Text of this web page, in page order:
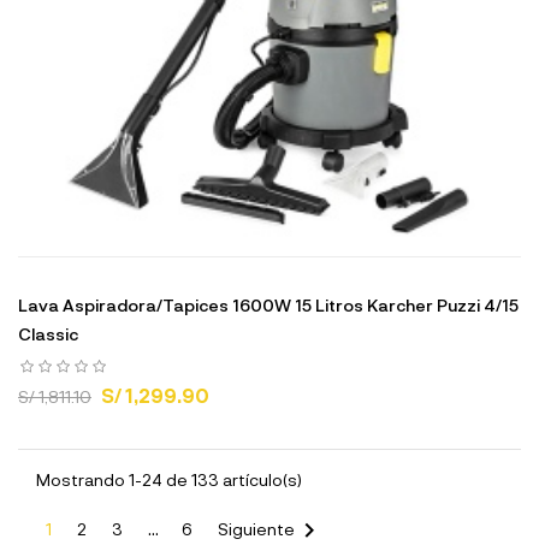
Lava Aspiradora/Tapices 1600W 15 Litros Karcher Puzzi 4/15
Classic
S/ 1,811.10 S/ 1,299.90
Mostrando 1-24 de 133 artículo(s)
1 2 3 … 6 Siguiente 